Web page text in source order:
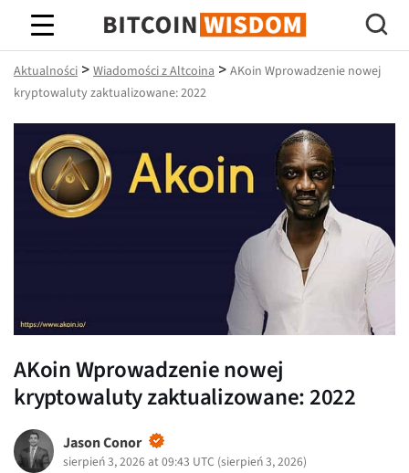
Mądrość Bitcoina
Aktualności > Wiadomości z Altcoina > AKoin Wprowadzenie nowej
kryptowaluty zaktualizowane: 2022
AKoin Wprowadzenie nowej
kryptowaluty zaktualizowane: 2022
Jason Conor
sierpień 3, 2026 at 09:43 UTC (sierpień 3, 2026)